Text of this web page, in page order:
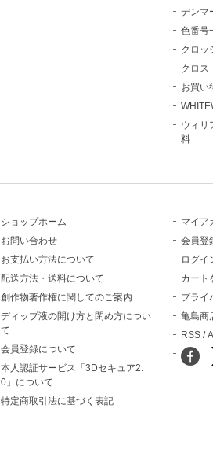
デンマ
色番号
クロッ
クロス
お買い
ウィリ
料
ショップホーム
お問い合わせ
お支払い方法について
配送方法・送料について
創作物著作権に関してのご案内
ディップ液の開け方と閉め方につい
て
会員登録について
本人認証サービス「3Dセキュア2.
0」について
特定商取引法に基づく表記
マイア
会員登
ログイ
カート
プライ
亀島商
RSS /